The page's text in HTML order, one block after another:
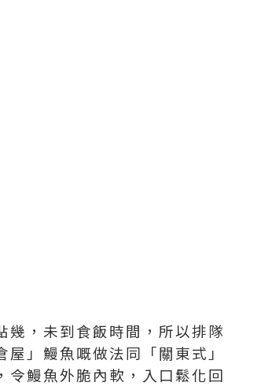
，未到食飯時間，所以排隊
」鰻魚嘅做法同「關東式」
令鰻魚外脆內軟，入口鬆化回